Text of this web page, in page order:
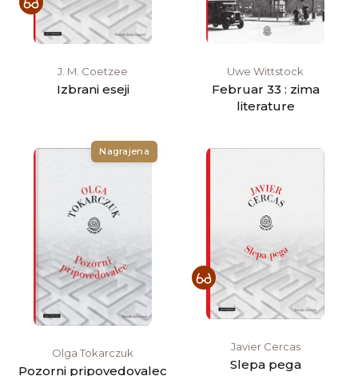
J. M. Coetzee
Izbrani eseji
Uwe Wittstock
Februar 33 : zima
literature
Nagrajena
Olga Tokarczuk
Pozorni pripovedovalec
Javier Cercas
Slepa pega